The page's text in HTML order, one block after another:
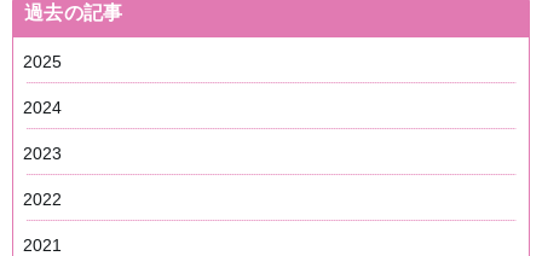
過去の記事
2025
2024
2023
2022
2021